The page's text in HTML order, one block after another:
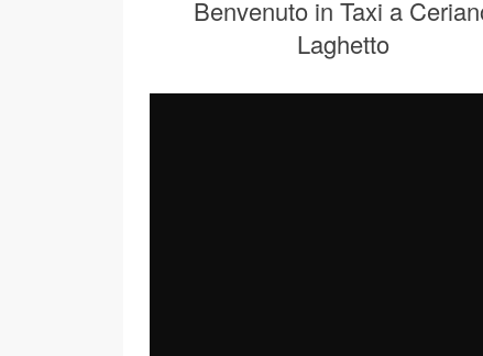
Benvenuto in Taxi a
Laghetto